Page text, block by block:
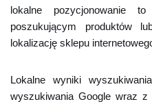
lokalne pozycjonowanie
poszukującym produktów
lokalizację sklepu
Lokalne wyniki
wyszukiwania Google wraz z